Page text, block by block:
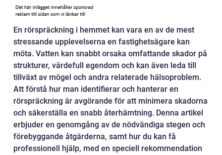
En rörspräckning i hemmet kan vara en av de mest
stressande upplevelserna en fastighetsägare kan
möta. Vatten kan snabbt orsaka omfattande skador på
strukturer, värdefull egendom och kan även leda till
tillväxt av mögel och andra relaterade hälsoproblem.
Att förstå hur man identifierar och hanterar en
rörspräckning är avgörande för att minimera skadorna
och säkerställa en snabb återhämtning. Denna artikel
erbjuder en genomgång av de nödvändiga stegen och
förebyggande åtgärderna, samt hur du kan få
professionell hjälp, med en speciell rekommendation